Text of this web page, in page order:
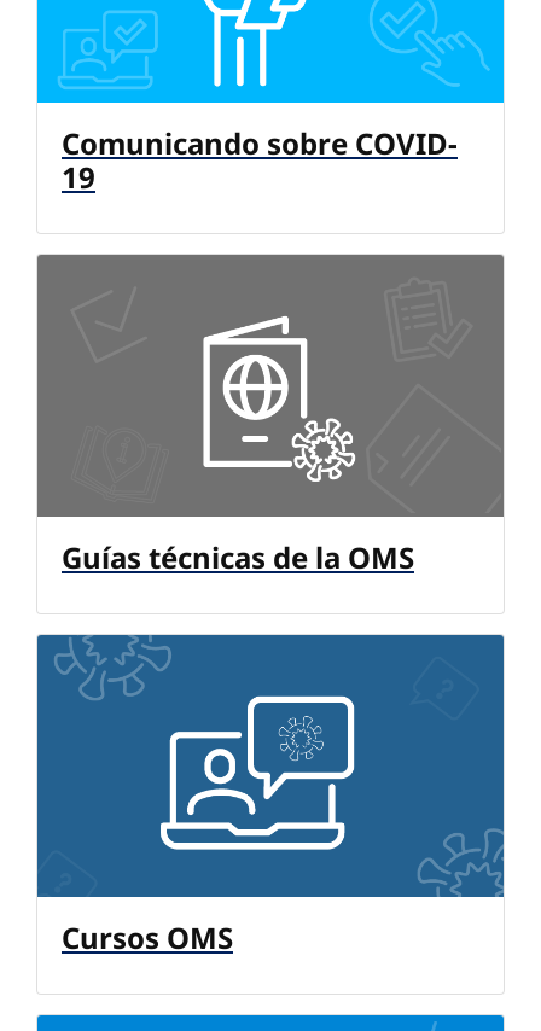
Comunicando sobre COVID-
19
Guías técnicas de la OMS
Cursos OMS